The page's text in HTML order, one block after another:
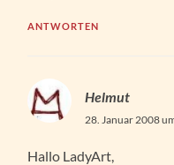
ANTWORTEN
Helmut
28. Januar 2008
Hallo LadyArt,